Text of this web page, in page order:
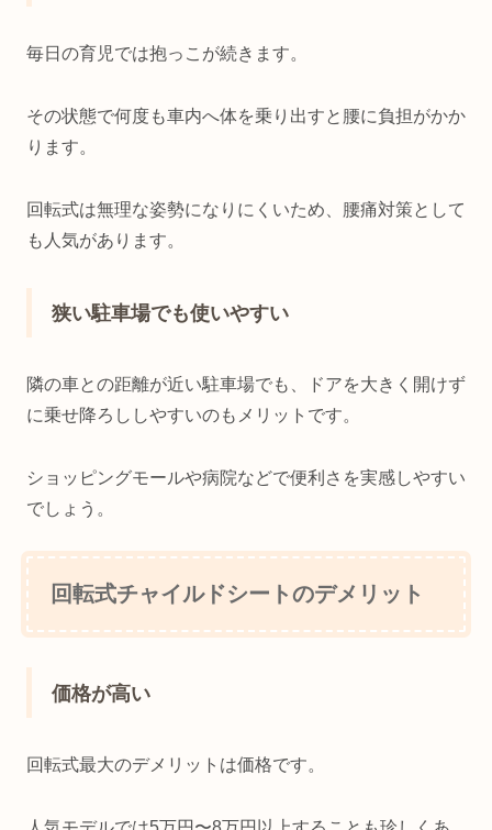
毎日の育児では抱っこが続きます。
その状態で何度も車内へ体を乗り出すと腰に負担がかか
ります。
回転式は無理な姿勢になりにくいため、腰痛対策として
も人気があります。
狭い駐車場でも使いやすい
隣の車との距離が近い駐車場でも、ドアを大きく開けず
に乗せ降ろししやすいのもメリットです。
ショッピングモールや病院などで便利さを実感しやすい
でしょう。
回転式チャイルドシートのデメリット
価格が高い
回転式最大のデメリットは価格です。